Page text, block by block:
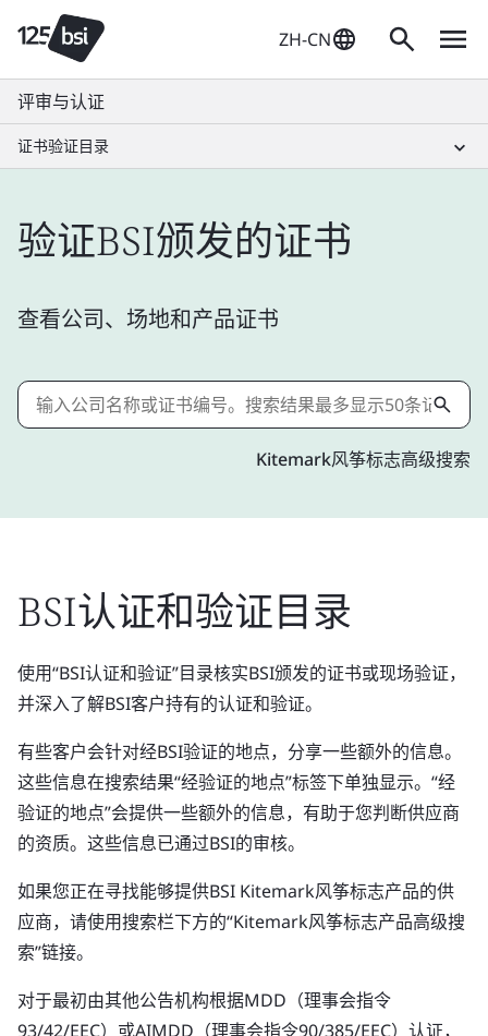
ZH-CN
评审与认证
证书验证目录
验证BSI颁发的证书
查看公司、场地和产品证书
Kitemark风筝标志高级搜索
BSI认证和验证目录
使用“BSI认证和验证”目录核实BSI颁发的证书或现场验证，
并深入了解BSI客户持有的认证和验证。
有些客户会针对经BSI验证的地点，分享一些额外的信息。
这些信息在搜索结果“经验证的地点”标签下单独显示。“经
验证的地点”会提供一些额外的信息，有助于您判断供应商
的资质。这些信息已通过BSI的审核。
如果您正在寻找能够提供BSI Kitemark风筝标志产品的供
应商，请使用搜索栏下方的“Kitemark风筝标志产品高级搜
索”链接。
对于最初由其他公告机构根据MDD（理事会指令
93/42/EEC）或AIMDD（理事会指令90/385/EEC）认证，